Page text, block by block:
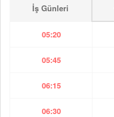
İş Günleri
05:20
05:45
06:15
06:30